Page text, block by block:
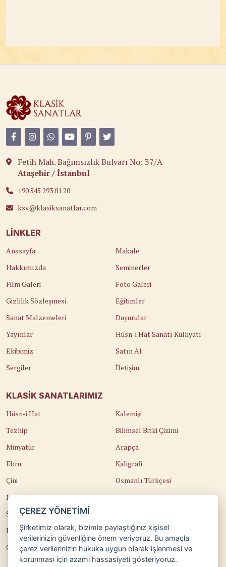
Fetih Mah. Bağımsızlık Bulvarı No: 37/A
Ataşehir / İstanbul
+90 545 293 01 20
ksv@klasiksanatlar.com
LINKLER
Anasayfa
Hakkımızda
Film Galeri
Gizlilik Sözleşmesi
Sanat Malzemeleri
Yayınlar
Ekibimiz
Sergiler
Makale
Seminerler
Foto Galeri
Eğitimler
Duyurular
Hüsn-i Hat Sanatı Külliyatı
Satın Al
İletişim
KLASIK SANATLARIMIZ
Hüsn-i Hat
Tezhip
Minyatür
Ebru
Çini
Naht
Sedef Kakma
Katı'
Cilt
Kalemişi
Bilimsel Bitki Çizimi
Arapça
Kaligrafi
Osmanlı Türkçesi
Edirnekari
Güzel Sanatlara Hazırlık
Teorik Eğitimler
ÇEREZ YÖNETİMİ
Şirketimiz olarak, bizimle paylaştığınız kişisel
verilerinizin güvenliğine önem veriyoruz. Bu amaçla
çerez verilerinizin hukuka uygun olarak işlenmesi ve
korunması için azami hassasiyeti gösteriyoruz.